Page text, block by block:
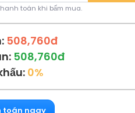
toán khi bấm mua.
508,760đ
508,760đ
0%
toán ngay